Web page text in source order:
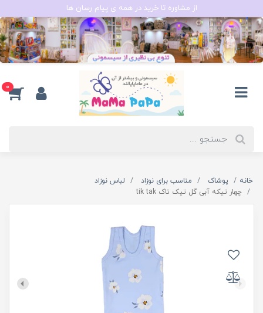
از مشاوره تا خرید در همه ی پیام رسان ها
0
خانه پوشاک مناسب برای نوزاد
لباس نوزاد
چهار تیکه آبی گل تیک تاک tik tak